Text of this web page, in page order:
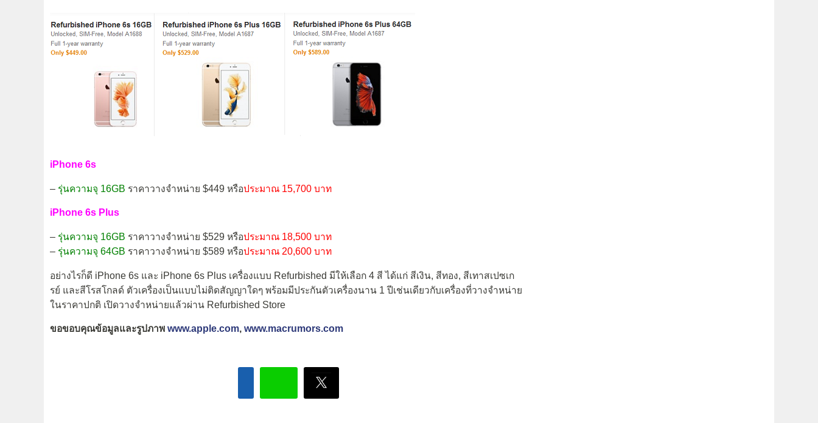
iPhone 6s
– รุ่นความจุ 16GB ราคาวางจำหน่าย $449 หรือประมาณ 15,700 บาท
iPhone 6s Plus
– รุ่นความจุ 16GB ราคาวางจำหน่าย $529 หรือประมาณ 18,500 บาท
– รุ่นความจุ 64GB ราคาวางจำหน่าย $589 หรือประมาณ 20,600 บาท
อย่างไรก็ดี iPhone 6s และ iPhone 6s Plus เครื่องแบบ Refurbished มีให้เลือก 4 สี ได้แก่ สีเงิน, สีทอง, สีเทาสเปซเก
รย์ และสีโรสโกลด์ ตัวเครื่องเป็นแบบไม่ติดสัญญาใดๆ พร้อมมีประกันตัวเครื่องนาน 1 ปีเช่นเดียวกับเครื่องที่วางจำหน่าย
ในราคาปกติ เปิดวางจำหน่ายแล้วผ่าน Refurbished Store
ขอขอบคุณข้อมูลและรูปภาพ www.apple.com, www.macrumors.com